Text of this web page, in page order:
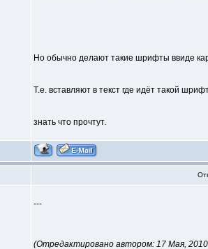
Но обычно делают такие шрифты ввиде
Т.е. вставляют в текст где идёт такой
знать что прочтут.
---
(Отредактировано автором: 17 Мая, 2010